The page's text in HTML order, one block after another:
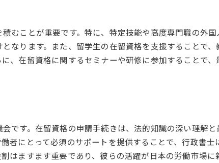
ートの重要性
頼関係の構築
実践例
バイスの重要性
むことが重要です。特に、特定技能や高度専門職の外
なります。また、留学生の在留資格を支援することで
、在留資格に関するセミナーや研修に参加することで
です。在留資格の申請手続きは、法的知識の深い理解
者にとって必須のサポートを提供することで、行政書
はますます重要であり、彼らの活躍が日本の労働市場に